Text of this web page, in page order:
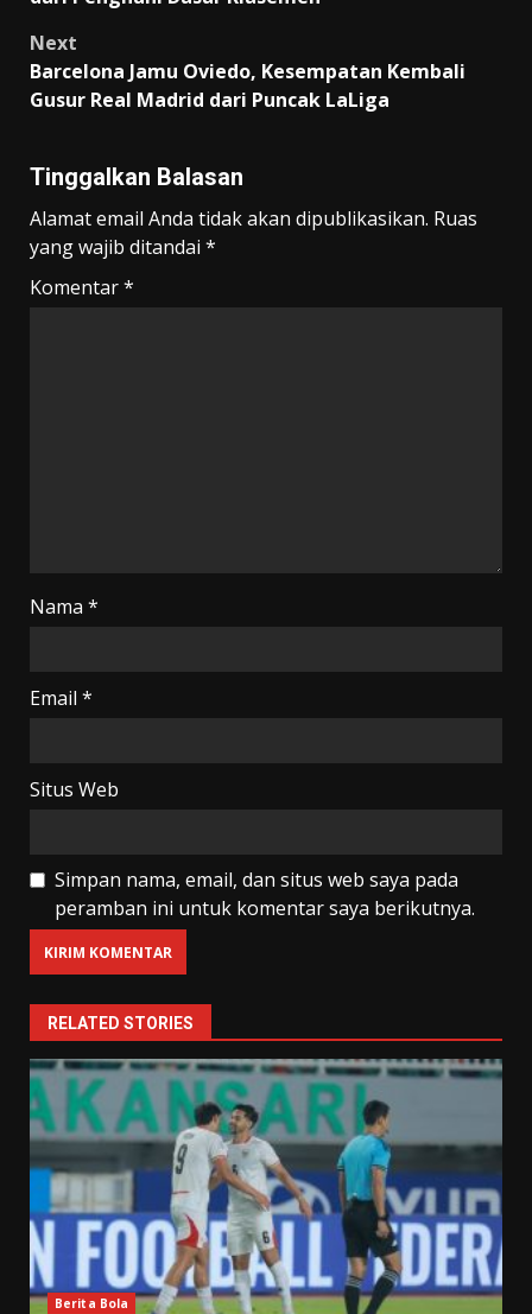
Next
Barcelona Jamu Oviedo, Kesempatan Kembali
Gusur Real Madrid dari Puncak LaLiga
Tinggalkan Balasan
Alamat email Anda tidak akan dipublikasikan. Ruas
yang wajib ditandai *
Komentar*
Nama *
Email *
Situs Web
Simpan nama, email, dan situs web saya pada
peramban ini untuk komentar saya berikutnya.
RELATED STORIES
Berita Bola